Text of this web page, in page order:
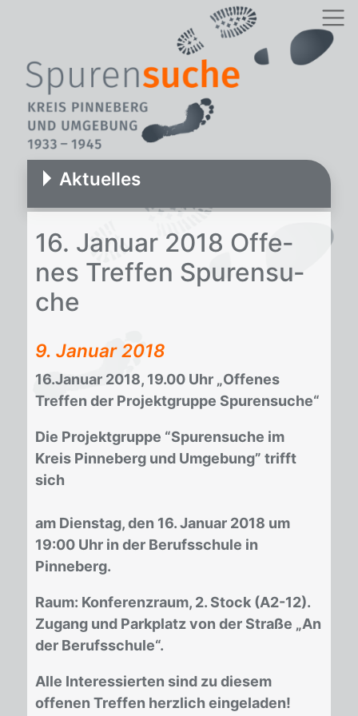
Aktuelles
16. Ja­nu­ar 2018 Of­fe­
nes Tref­fen Spu­ren­su­
che
9. Januar 2018
16.Januar 2018, 19.00 Uhr „Offenes
Treffen der Projektgruppe Spurensuche“
Die Projektgruppe “Spurensuche im
Kreis Pinneberg und Umgebung” trifft
sich
am Dienstag, den 16. Januar 2018 um
19:00 Uhr in der Berufsschule in
Pinneberg.
Raum: Konferenzraum, 2. Stock (A2-12).
Zugang und Parkplatz von der Straße „An
der Berufsschule“.
Alle Interessierten sind zu diesem
offenen Treffen herzlich eingeladen!